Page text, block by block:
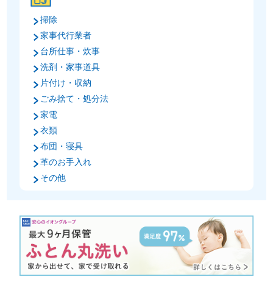
掃除
家事代行業者
台所仕事・炊事
洗剤・家事道具
片付け・収納
ごみ捨て・処分法
家電
衣類
布団・寝具
革のお手入れ
その他